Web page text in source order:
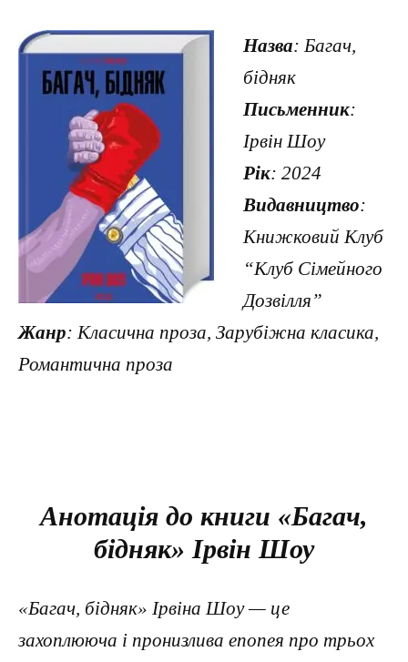
Назва: Багач,
бідняк
Письменник:
Ірвін Шоу
Рік: 2024
Видавництво:
Книжковий Клуб
“Клуб Сімейного
Дозвілля”
Жанр: Класична проза, Зарубіжна класика,
Романтична проза
Анотація до книги «Багач,
бідняк» Ірвін Шоу
«Багач, бідняк» Ірвіна Шоу — це
захоплююча і пронизлива епопея про трьох